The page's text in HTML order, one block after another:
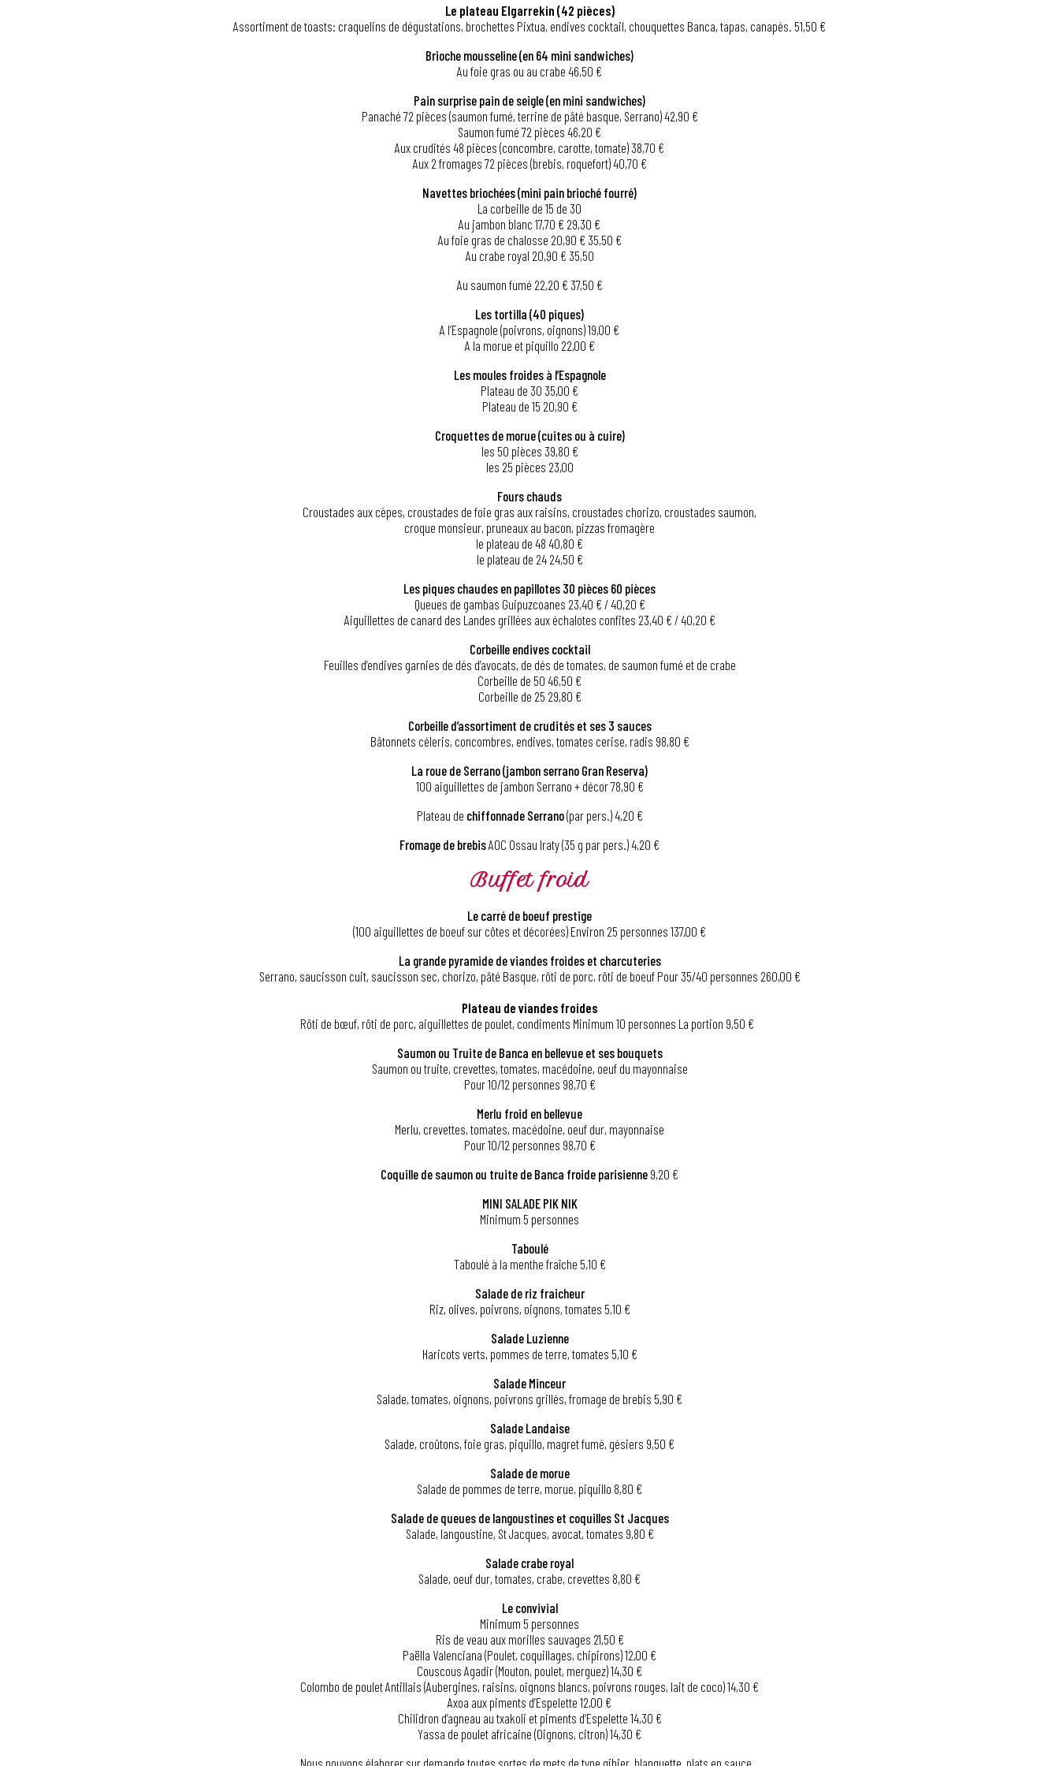
Le plateau Elgarrekin (42 pièces)
Assortiment de toasts: craquelins de dégustations, brochettes Pixtua, endives cocktail, chouquettes Banca, tapas, canapés. 51,50 €
Brioche mousseline (en 64 mini sandwiches)
Au foie gras ou au crabe 46,50 €
Pain surprise pain de seigle (en mini sandwiches)
Panaché 72 pièces (saumon fumé, terrine de pâté basque, Serrano) 42,90 €
Saumon fumé 72 pièces 46,20 €
Aux crudités 48 pièces (concombre, carotte, tomate) 38,70 €
Aux 2 fromages 72 pièces (brebis, roquefort) 40,70 €
Navettes briochées (mini pain brioché fourré)
La corbeille de 15 de 30
Au jambon blanc 17,70 € 29,30 €
Au foie gras de chalosse 20,90 € 35,50 €
Au crabe royal 20,90 € 35,50
Au saumon fumé 22,20 € 37,50 €
Les tortilla (40 piques)
A l’Espagnole (poivrons, oignons) 19,00 €
A la morue et piquillo 22,00 €
Les moules froides à l’Espagnole
Plateau de 30 35,00 €
Plateau de 15 20,90 €
Croquettes de morue (cuites ou à cuire)
les 50 pièces 39,80 €
les 25 pièces 23,00
Fours chauds
Croustades aux cèpes, croustades de foie gras aux raisins, croustades chorizo, croustades saumon,
croque monsieur, pruneaux au bacon, pizzas fromagère
le plateau de 48 40,80 €
le plateau de 24 24,50 €
Les piques chaudes en papillotes 30 pièces 60 pièces
Queues de gambas Guipuzcoanes 23,40 € / 40,20 €
Aiguillettes de canard des Landes grillées aux échalotes confites 23,40 € / 40,20 €
Corbeille endives cocktail
Feuilles d’endives garnies de dés d’avocats, de dés de tomates, de saumon fumé et de crabe
Corbeille de 50 46,50 €
Corbeille de 25 29,80 €
Corbeille d’assortiment de crudités et ses 3 sauces
Bâtonnets céleris, concombres, endives, tomates cerise, radis 98,80 €
La roue de Serrano (jambon serrano Gran Reserva)
100 aiguillettes de jambon Serrano + décor 78,90 €
Plateau de chiffonnade Serrano(par pers.) 4,20 €
Fromage de brebisAOC Ossau Iraty (35 g par pers.) 4,20 €
Buffet froid
Le carré de boeuf prestige
(100 aiguillettes de boeuf sur côtes et décorées) Environ 25 personnes 137,00 €
La grande pyramide de viandes froides et charcuteries
Serrano, saucisson cuit, saucisson sec, chorizo, pâté Basque, rôti de porc, rôti de boeuf Pour 35/40 personnes 260,00 €
Plateau de viandes froides
Rôti de bœuf, rôti de porc, aiguillettes de poulet, condiments Minimum 10 personnes La portion 9,50 €
Saumon ou Truite de Banca en bellevue et ses bouquets
Saumon ou truite, crevettes, tomates, macédoine, oeuf du mayonnaise
Pour 10/12 personnes 98,70 €
Merlu froid en bellevue
Merlu, crevettes, tomates, macédoine, oeuf dur, mayonnaise
Pour 10/12 personnes 98,70 €
Coquille de saumon ou truite de Banca froide parisienne 9,20 €
MINI SALADE PIK NIK
Minimum 5 personnes
Taboulé
Taboulé à la menthe fraîche 5,10 €
Salade de riz fraicheur
Riz, olives, poivrons, oignons, tomates 5,10 €
Salade Luzienne
Haricots verts, pommes de terre, tomates 5,10 €
Salade Minceur
Salade, tomates, oignons, poivrons grillés, fromage de brebis 5,90 €
Salade Landaise
Salade, croûtons, foie gras, piquillo, magret fumé, gésiers 9,50 €
Salade de morue
Salade de pommes de terre, morue, piquillo 8,80 €
Salade de queues de langoustines et coquilles St Jacques
Salade, langoustine, St Jacques, avocat, tomates 9,80 €
Salade crabe royal
Salade, oeuf dur, tomates, crabe, crevettes 8,80 €
Le convivial
Minimum 5 personnes
Ris de veau aux morilles sauvages 21,50 €
Paëlla Valenciana (Poulet, coquillages, chipirons) 12,00 €
Couscous Agadir (Mouton, poulet, merguez) 14,30 €
Colombo de poulet Antillais (Aubergines, raisins, oignons blancs, poivrons rouges, lait de coco) 14,30 €
Axoa aux piments d’Espelette 12,00 €
Chilidron d’agneau au txakoli et piments d’Espelette 14,30 €
Yassa de poulet africaine (Oignons, citron) 14,30 €
Nous pouvons élaborer sur demande toutes sortes de mets de type gibier, blanquette, plats en sauce…